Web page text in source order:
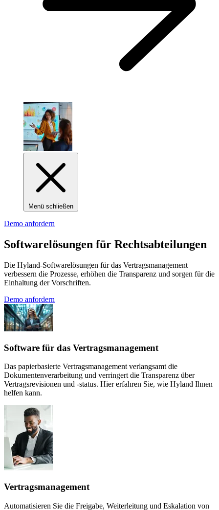
Menü schließen
Demo anfordern
Softwarelösungen für Rechts­abteilungen
Die Hyland-Softwarelösungen für das Vertragsmanagement
verbessern die Prozesse, erhöhen die Transparenz und sorgen für die
Einhaltung der Vorschriften.
Demo anfordern
Software für das Vertragsmanagement
Das papierbasierte Vertragsmanagement verlangsamt die
Dokumentenverarbeitung und verringert die Transparenz über
Vertragsrevisionen und ‑status. Hier erfahren Sie, wie Hyland Ihnen
helfen kann.
Vertragsmanagement
Automatisieren Sie die Freigabe, Weiterleitung und Eskalation von